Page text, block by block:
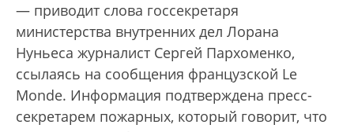
— приводит слова госсекретаря
министерства внутренних дел Лорана
Нуньеса журналист Сергей Пархоменко,
ссылаясь на сообщения французской Le
Monde. Информация подтверждена пресс-
секретарем пожарных, который говорит, что